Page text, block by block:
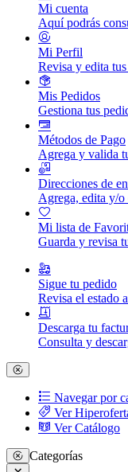
Mi cuenta
Aquí podrás
Mi Perfil
Revisa y edita
Mis Pedidos
Gestiona tus
Métodos de Pago
Agrega y valida
Direcciones de
Agrega, edita y/
Mi lista de
Guarda y revisa
Sigue tu pedido
Revisa el estado
Descarga tu
Consulta y
Navegar por
Ver
Ver Catálogo
Categorías